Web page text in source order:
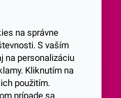
na správne
S vaším
na personalizáciu
Kliknutím na
použitím.
prípade sa